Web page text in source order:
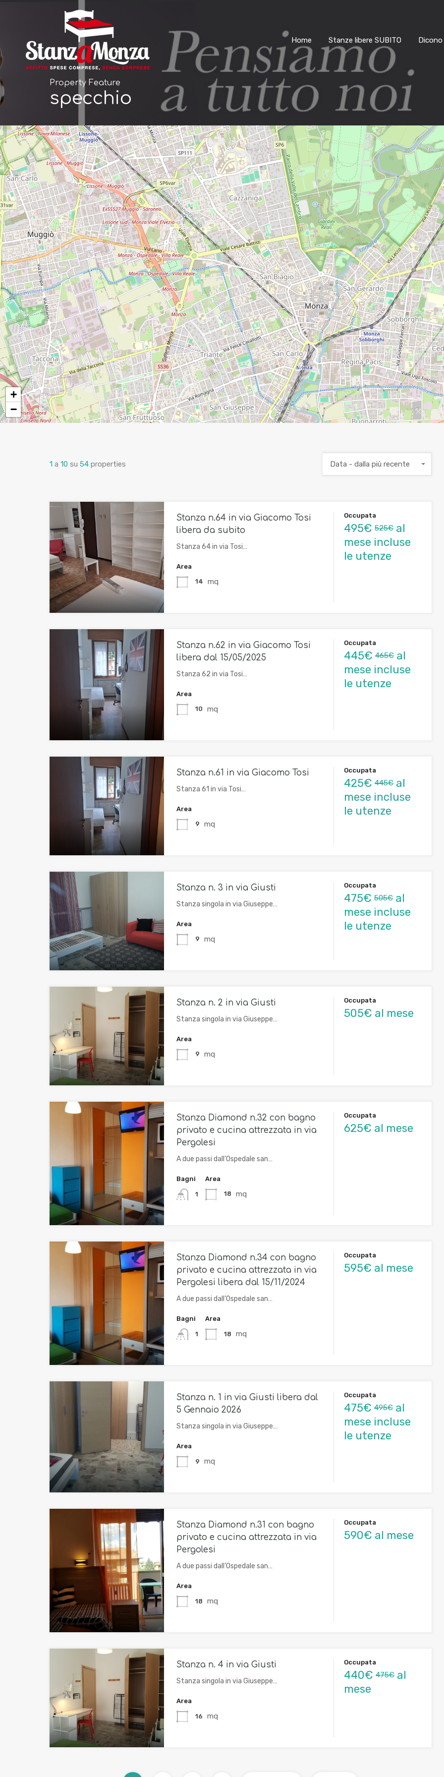
Home Stanze libere SUBITO
Property Feature
specchio
5
12
8
4
11
+
−
1 a 10 su 54 properties Data - dalla più recente
Stanza n.64 in via Giacomo Tosi
libera da subito
Stanza 64 in via Tosi…
Area
14 mq
Occupata
495€ 525€al
mese incluse
le utenze
Stanza n.62 in via Giacomo Tosi
libera dal 15/05/2025
Stanza 62 in via Tosi…
Area
10 mq
Occupata
445€ 465€al
mese incluse
le utenze
Stanza n.61 in via Giacomo Tosi
Stanza 61 in via Tosi…
Area
9 mq
Occupata
425€ 445€al
mese incluse
le utenze
Stanza n. 3 in via Giusti
Stanza singola in via Giuseppe…
Area
9 mq
Occupata
475€ 505€al
mese incluse
le utenze
Stanza n. 2 in via Giusti
Stanza singola in via Giuseppe…
Area
9 mq
Occupata
505€ al mese
Stanza Diamond n.32 con bagno
privato e cucina attrezzata in via
Pergolesi
A due passi dall’Ospedale san…
Bagni
1
Area
18 mq
Occupata
625€ al mese
Stanza Diamond n.34 con bagno
privato e cucina attrezzata in via
Pergolesi libera dal 15/11/2024
A due passi dall’Ospedale san…
Bagni
1
Area
18 mq
Occupata
595€ al mese
Stanza n. 1 in via Giusti libera dal
5 Gennaio 2026
Stanza singola in via Giuseppe…
Area
9 mq
Occupata
475€ 495€al
mese incluse
le utenze
Stanza Diamond n.31 con bagno
privato e cucina attrezzata in via
Pergolesi
A due passi dall’Ospedale san…
Area
18 mq
Occupata
590€ al mese
Stanza n. 4 in via Giusti
Stanza singola in via Giuseppe…
Area
16 mq
Occupata
440€ 475€al
mese